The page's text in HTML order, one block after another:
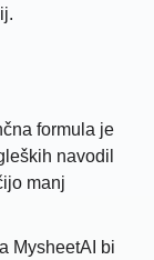
formula je
navodil
manj
MysheetAI bi